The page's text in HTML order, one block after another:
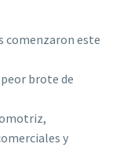
comenzaron este
brote de
y